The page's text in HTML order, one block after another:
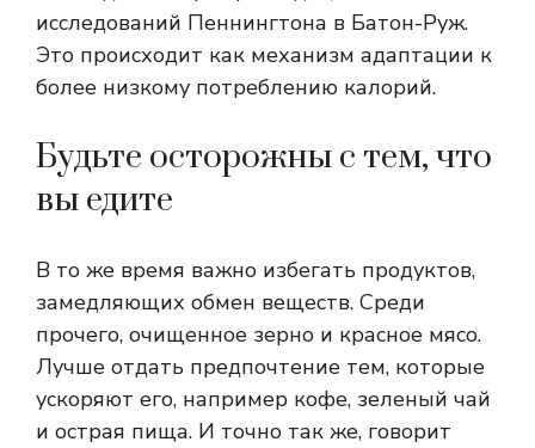
исследований Пеннингтона в Батон-Руж.
Это происходит как механизм адаптации к
более низкому потреблению калорий.
Будьте осторожны с тем, что
вы едите
В то же время важно избегать продуктов,
замедляющих обмен веществ. Среди
прочего, очищенное зерно и красное мясо.
Лучше отдать предпочтение тем, которые
ускоряют его, например кофе, зеленый чай
и острая пища. И точно так же, говорит